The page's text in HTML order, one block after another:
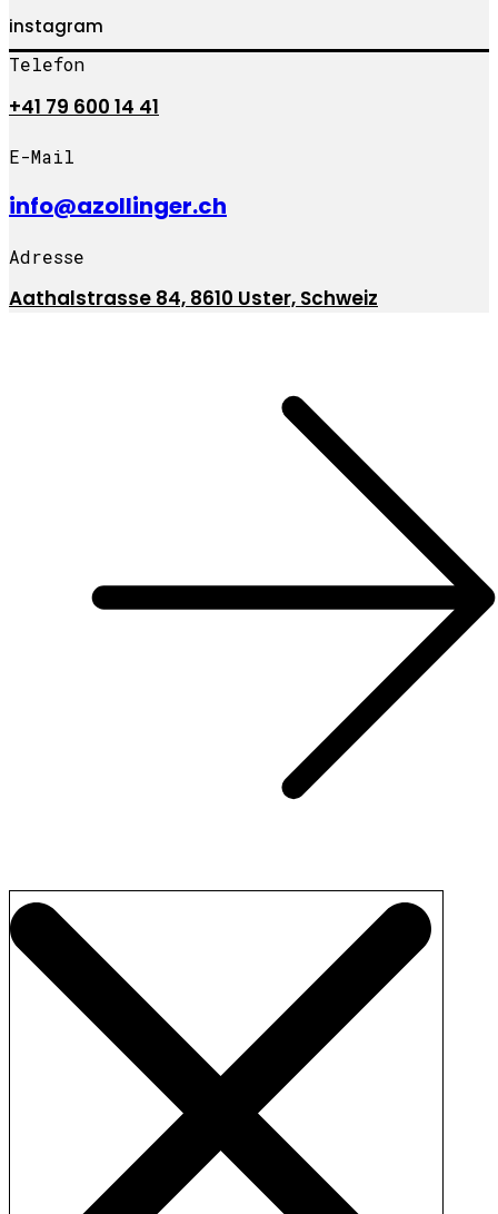
instagram
Telefon
+41 79 600 14 41
E-Mail
info@azollinger.ch
Adresse
Aathalstrasse 84, 8610 Uster, Schweiz